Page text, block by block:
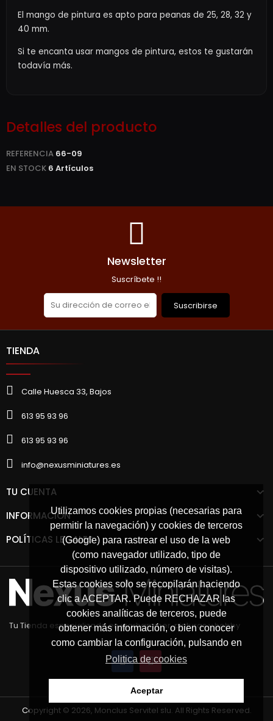
Utilizamos cookies propias (necesarias para
permitir la navegación) y cookies de terceros
(Google) para rastrear el uso de la web
(como navegador utilizado, tipo de
dispositivo utilizado, número de visitas).
Estas cookies solo se recopilarán haciendo
clic a ACEPTAR. Puede RECHAZAR las
cookies analíticas de terceros, puede
obtener más información, o bien conocer
como cambiar la configuración, pulsando en
Politica de cookies
Aceptar
El mango de pintura es apto para peanas de 25, 28, 32 y
40 mm.
Si te encanta usar mangos de pintura, estos te gustarán
todavía más.
Detalles del producto
REFERENCIA 66-09
EN STOCK 6 Artículos
Newsletter
Suscríbete !!
Suscribirse
TIENDA
Calle Huesca 33, Bajos
613 95 93 96
613 95 93 96
info@nexusminiatures.es
TU CUENTA
INFORMACIÓN
POLÍTICAS LEGALES
Tu Tienda especializada en warhammer, pinturas y hobby
Copyright © 2026, Monclus Servitel slu. All Rights Reserved.